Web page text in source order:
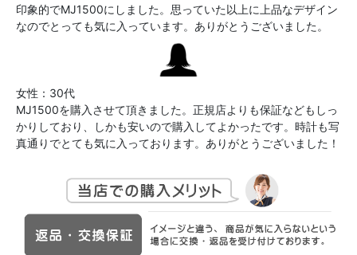
印象的でMJ1500にしました。思っていた以上に上品なデザイン
なのでとっても気に入っています。ありがとうございました。
女性：30代
MJ1500を購入させて頂きました。正規店よりも保証などもしっ
かりしており、しかも安いので購入してよかったです。時計も写
真通りでとても気に入っております。ありがとうございました！